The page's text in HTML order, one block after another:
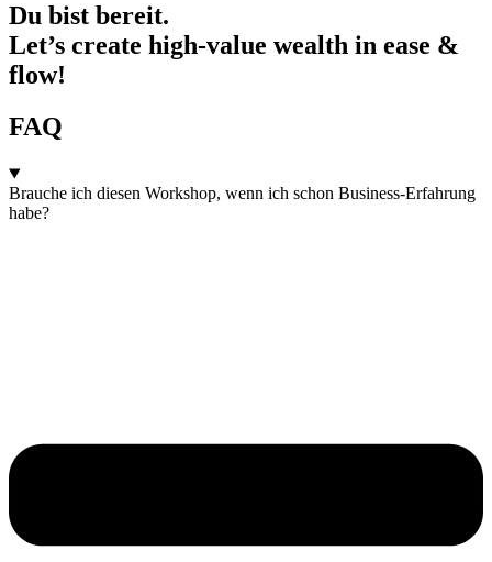
Du bist bereit.
Let’s create high-value wealth in ease &
flow!
FAQ
Brauche ich diesen Workshop, wenn ich schon Business-Erfahrung
habe?